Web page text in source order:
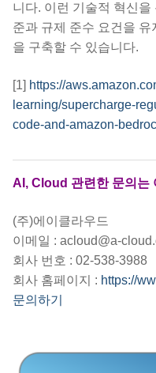
니다. 이런 기술적 혁신을
준과 규제 준수 요건을
을 구축할 수 있습니다.
[1] https://
learning/supercharge-
code-and-amazon-
AI, Cloud 관련한 문의는
(주)에이클라우드
이메일 : acloud@a-
회사 번호 : 02-538-3988
회사 홈페이지 : https://
문의하기